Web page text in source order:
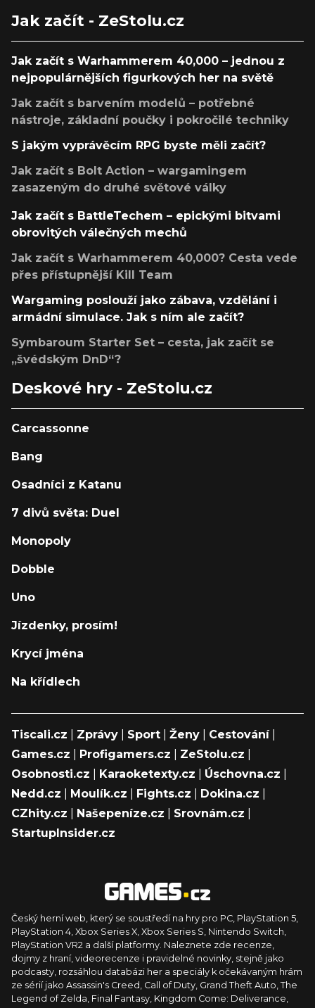
Jak začít - ZeStolu.cz
Jak začít s Warhammerem 40,000 – jednou z
nejpopulárnějších figurkových her na světě
Jak začít s barvením modelů – potřebné
nástroje, základní poučky i pokročilé techniky
S jakým vyprávěcím RPG byste měli začít?
Jak začít s Bolt Action – wargamingem
zasazeným do druhé světové války
Jak začít s BattleTechem – epickými bitvami
obrovitých válečných mechů
Jak začít s Warhammerem 40,000? Cesta vede
přes přístupnější Kill Team
Wargaming poslouží jako zábava, vzdělání i
armádní simulace. Jak s ním ale začít?
Symbaroum Starter Set – cesta, jak začít se
„švédským DnD“?
Deskové hry - ZeStolu.cz
Carcassonne
Bang
Osadníci z Katanu
7 divů světa: Duel
Monopoly
Dobble
Uno
Jízdenky, prosím!
Krycí jména
Na křídlech
Tiscali.cz Zprávy Sport Ženy Cestování|
Games.cz
Profigamers.cz ZeStolu.cz
Osobnosti.cz
Karaoketexty.cz Úschovna.cz
Nedd.cz
Moulík.cz Fights.cz Dokina.cz
CZhity.cz
Našepeníze.cz Srovnám.cz
StartupInsider.cz
Český herní web, který se soustředí na hry pro PC, PlayStation 5,
PlayStation 4, Xbox Series X, Xbox Series S, Nintendo Switch,
PlayStation VR2 a další platformy. Naleznete zde recenze,
dojmy z hraní, videorecenze i pravidelné novinky, stejně jako
podcasty, rozsáhlou databázi her a speciály k očekávaným hrám
ze sérií jako Assassin's Creed, Call of Duty, Grand Theft Auto, The
Legend of Zelda, Final Fantasy, Kingdom Come: Deliverance,